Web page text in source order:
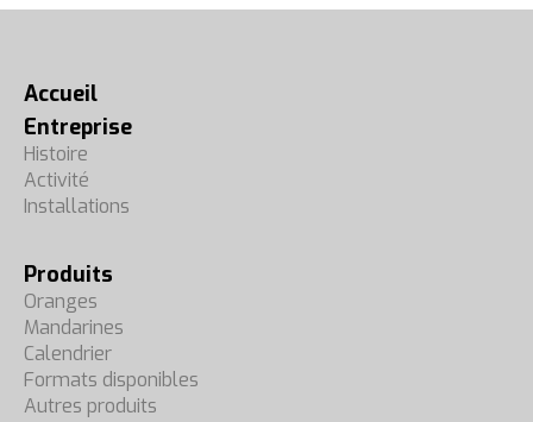
Accueil
Entreprise
Histoire
Activité
Installations
Produits
Oranges
Mandarines
Calendrier
Formats disponibles
Autres produits